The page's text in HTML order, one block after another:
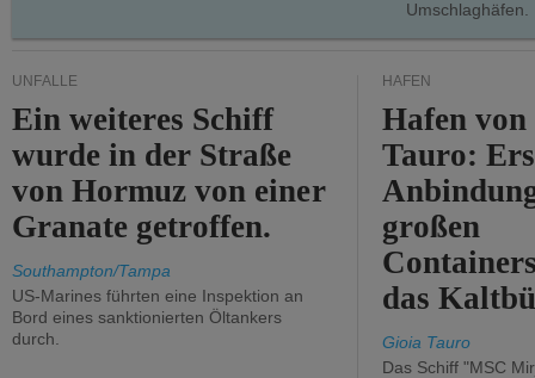
Umschlaghäfen.
UNFÄLLE
Ein weiteres Schiff
wurde in der Straße
von Hormuz von einer
Granate getroffen.
Southampton/Tampa
US-Marines führten eine Inspektion an
Bord eines sanktionierten Öltankers
durch.
HÄFEN
Hafen
Tauro:
großen
das
Gioia Tauro
Das Schiff "MSC